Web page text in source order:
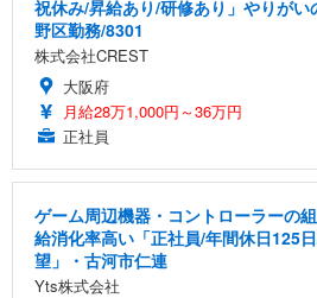
祝休み/昇給あり/研修あり」やりが
野区勤務/8301
株式会社CREST
大阪府
月給28万1,000円～36万円
正社員
ゲーム周辺機器・コントローラーの
給消化率高い「正社員/年間休日125
望」・古河市仁連
Yts株式会社